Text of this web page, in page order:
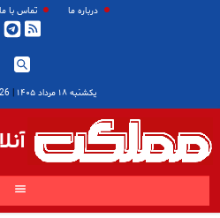
درباره ما تماس با ما
یکشنبه ۱۸ مرداد ۱۴۰۵ |
9